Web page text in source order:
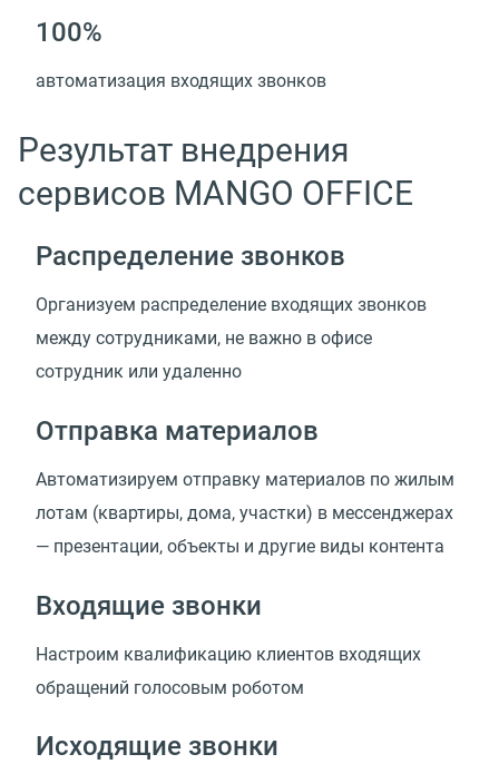
100%
автоматизация входящих звонков
Результат внедрения
сервисов MANGO OFFICE
Распределение звонков
Организуем распределение входящих звонков
между сотрудниками, не важно в офисе
сотрудник или удаленно
Отправка материалов
Автоматизируем отправку материалов по жилым
лотам (квартиры, дома, участки) в мессенджерах
— презентации, объекты и другие виды контента
Входящие звонки
Настроим квалификацию клиентов входящих
обращений голосовым роботом
Исходящие звонки